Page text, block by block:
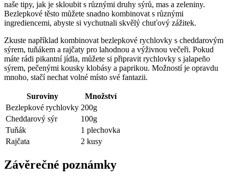
naše tipy, jak je skloubit s různými druhy sýrů, mas a zeleniny.
Bezlepkové těsto můžete snadno kombinovat s různými
ingrediencemi, abyste si vychutnali skvělý chuťový zážitek.
Zkuste například kombinovat bezlepkové rychlovky s cheddarovým
sýrem, tuňákem a rajčaty pro lahodnou a výživnou večeři. Pokud
máte rádi pikantní jídla, můžete si připravit rychlovky s jalapeño
sýrem, pečenými kousky klobásy a paprikou. Možností je opravdu
mnoho, stačí nechat volné místo své fantazii.
Suroviny
Množství
Bezlepkové rychlovky 200g
Cheddarový sýr
100g
Tuňák
1 plechovka
Rajčata
2 kusy
Závěrečné poznámky